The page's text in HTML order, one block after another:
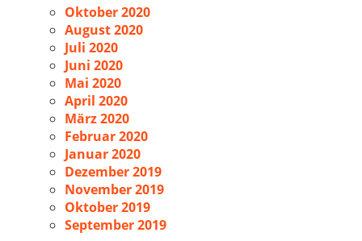
Oktober 2020
August 2020
Juli 2020
Juni 2020
Mai 2020
April 2020
März 2020
Februar 2020
Januar 2020
Dezember 2019
November 2019
Oktober 2019
September 2019